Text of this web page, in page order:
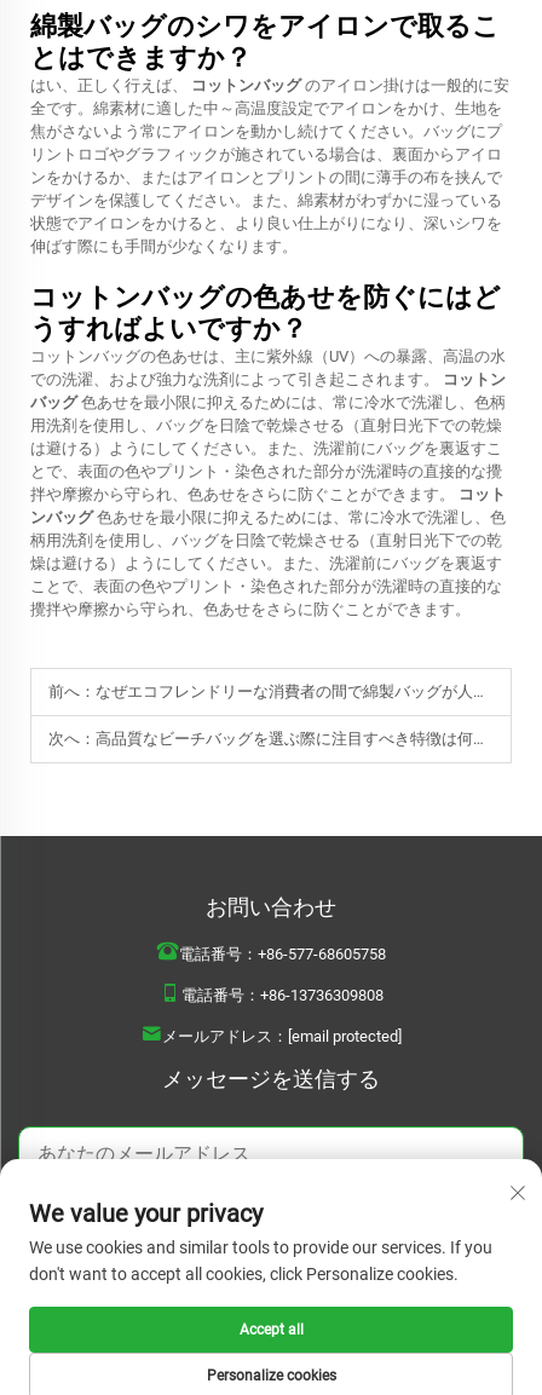
綿製バッグのシワをアイロンで取るこ
とはできますか？
はい、正しく行えば、 コットンバッグのアイロン掛けは一般的に安
全です。綿素材に適した中～高温度設定でアイロンをかけ、生地を
焦がさないよう常にアイロンを動かし続けてください。バッグにプ
リントロゴやグラフィックが施されている場合は、裏面からアイロ
ンをかけるか、またはアイロンとプリントの間に薄手の布を挟んで
デザインを保護してください。また、綿素材がわずかに湿っている
状態でアイロンをかけると、より良い仕上がりになり、深いシワを
伸ばす際にも手間が少なくなります。
コットンバッグの色あせを防ぐにはど
うすればよいですか？
コットンバッグの色あせは、主に紫外線（UV）への暴露、高温の水
での洗濯、および強力な洗剤によって引き起こされます。
コットン
バッグ色あせを最小限に抑えるためには、常に冷水で洗濯し、色柄
用洗剤を使用し、バッグを日陰で乾燥させる（直射日光下での乾燥
は避ける）ようにしてください。また、洗濯前にバッグを裏返すこ
とで、表面の色やプリント・染色された部分が洗濯時の直接的な攪
拌や摩擦から守られ、色あせをさらに防ぐことができます。
コット
ンバッグ色あせを最小限に抑えるためには、常に冷水で洗濯し、色
柄用洗剤を使用し、バッグを日陰で乾燥させる（直射日光下での乾
燥は避ける）ようにしてください。また、洗濯前にバッグを裏返す
ことで、表面の色やプリント・染色された部分が洗濯時の直接的な
攪拌や摩擦から守られ、色あせをさらに防ぐことができます。
前へ： なぜエコフレンドリーな消費者の間で綿製バッグが人気なのですか？
次へ： 高品質なビーチバッグを選ぶ際に注目すべき特徴は何ですか？
お問い合わせ
電話番号： +86-577-68605758
電話番号： +86-13736309808
メールアドレス： [email protected]
メッセージを送信する
今すぐ送信
Copyright © 2026 WENZHOU BOYU DAILYUSED PRODUCTS CO..LTD. すべての
権利を保有します。 | プライバシーポリシー
We value your privacy
We use cookies and similar tools to provide our services. If you
don't want to accept all cookies, click Personalize cookies.
Personalize cookies
Accept all